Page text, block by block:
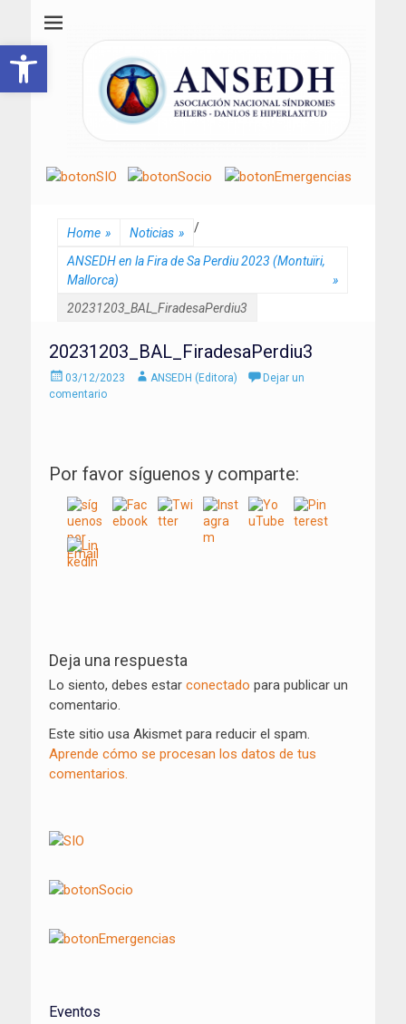
Abrir barra de herramientas
Home » Noticias » /
ANSEDH en la Fira de Sa Perdiu 2023 (Montuïri,
Mallorca)
»
20231203_BAL_FiradesaPerdiu3
20231203_BAL_FiradesaPerdiu3
Enviado
el
03/12/2023 AutorANSEDH (Editora)
Dejar un
comentario
Por favor síguenos y comparte:
de
entradas
Deja una respuesta
Lo siento, debes estar conectado para publicar un
comentario.
Este sitio usa Akismet para reducir el spam.
Aprende cómo se procesan los datos de tus
comentarios.
Eventos